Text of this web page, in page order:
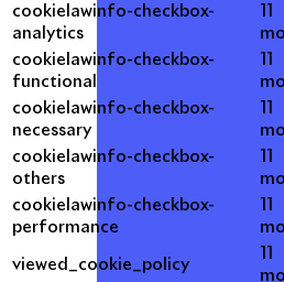
cookielawinfo-checkbox-
analytics
cookielawinfo-checkbox-
functional
cookielawinfo-checkbox-
necessary
cookielawinfo-checkbox-
others
cookielawinfo-checkbox-
performance
viewed_cookie_policy